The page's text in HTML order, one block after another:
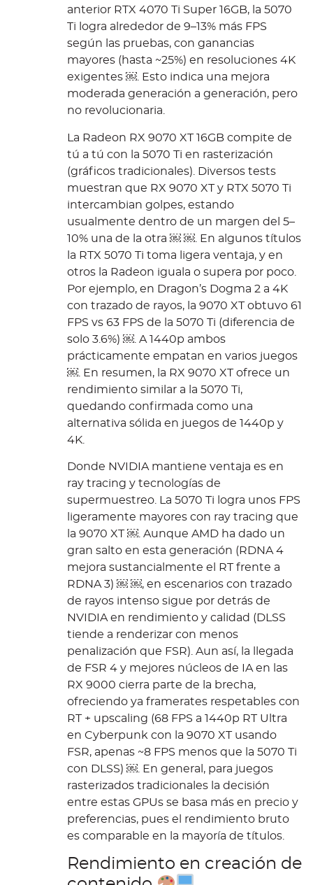
anterior RTX 4070 Ti Super 16GB, la 5070
Ti logra alrededor de 9–13% más FPS
según las pruebas, con ganancias
mayores (hasta ~25%) en resoluciones 4K
exigentes ￼. Esto indica una mejora
moderada generación a generación, pero
no revolucionaria.
La Radeon RX 9070 XT 16GB compite de
tú a tú con la 5070 Ti en rasterización
(gráficos tradicionales). Diversos tests
muestran que RX 9070 XT y RTX 5070 Ti
intercambian golpes, estando
usualmente dentro de un margen del 5–
10% una de la otra ￼ ￼. En algunos títulos
la RTX 5070 Ti toma ligera ventaja, y en
otros la Radeon iguala o supera por poco.
Por ejemplo, en Dragon’s Dogma 2 a 4K
con trazado de rayos, la 9070 XT obtuvo 61
FPS vs 63 FPS de la 5070 Ti (diferencia de
solo 3.6%) ￼. A 1440p ambos
prácticamente empatan en varios juegos
￼. En resumen, la RX 9070 XT ofrece un
rendimiento similar a la 5070 Ti,
quedando confirmada como una
alternativa sólida en juegos de 1440p y
4K.
Donde NVIDIA mantiene ventaja es en
ray tracing y tecnologías de
supermuestreo. La 5070 Ti logra unos FPS
ligeramente mayores con ray tracing que
la 9070 XT ￼. Aunque AMD ha dado un
gran salto en esta generación (RDNA 4
mejora sustancialmente el RT frente a
RDNA 3) ￼ ￼, en escenarios con trazado
de rayos intenso sigue por detrás de
NVIDIA en rendimiento y calidad (DLSS
tiende a renderizar con menos
penalización que FSR). Aun así, la llegada
de FSR 4 y mejores núcleos de IA en las
RX 9000 cierra parte de la brecha,
ofreciendo ya framerates respetables con
RT + upscaling (68 FPS a 1440p RT Ultra
en Cyberpunk con la 9070 XT usando
FSR, apenas ~8 FPS menos que la 5070 Ti
con DLSS) ￼. En general, para juegos
rasterizados tradicionales la decisión
entre estas GPUs se basa más en precio y
preferencias, pues el rendimiento bruto
es comparable en la mayoría de títulos.
Rendimiento en creación de